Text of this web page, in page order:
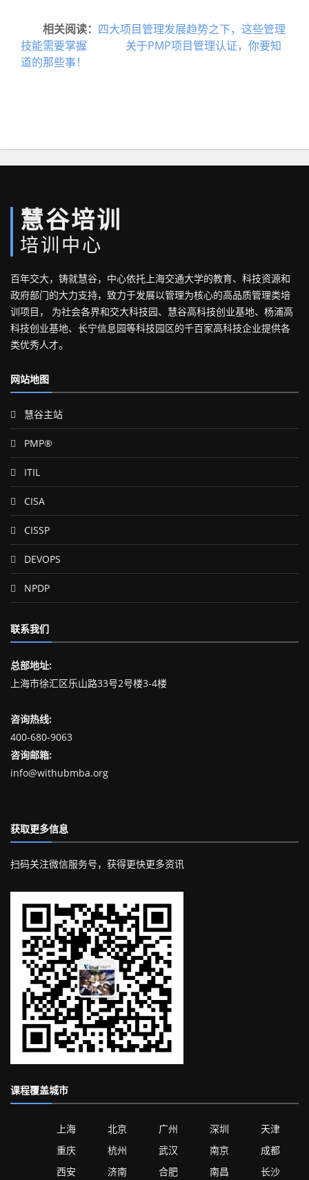
相关阅读： 四大项目管理发展趋势之下，这些管理
技能需要掌握
关于PMP项目管理认证，你要知
道的那些事！
慧谷培训
培训中心
百年交大，铸就慧谷，中心依托上海交通大学的教育、科技资源和
政府部门的大力支持，致力于发展以管理为核心的高品质管理类培
训项目， 为社会各界和交大科技园、慧谷高科技创业基地、杨浦高
科技创业基地、长宁信息园等科技园区的千百家高科技企业提供各
类优秀人才。
网站地图
慧谷主站
PMP®
ITIL
CISA
CISSP
DEVOPS
NPDP
联系我们
总部地址:
上海市徐汇区乐山路33号2号楼3-4楼
咨询热线:
400-680-9063
咨询邮箱:
info@withubmba.org
获取更多信息
扫码关注微信服务号，获得更快更多资讯
课程覆盖城市
上海 北京 广州 深圳
天津
重庆
杭州 武汉 南京
成都
西安
济南 合肥 南昌 长沙